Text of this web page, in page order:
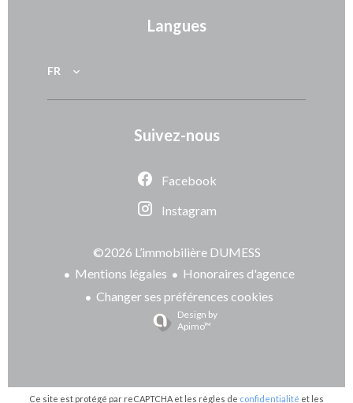
Langues
FR
Suivez-nous
Facebook
Instagram
©2026 L’immobilière DUMESS
Mentions légales
Honoraires d'agence
Changer ses préférences cookies
Design by
Apimo™
Ce site est protégé par reCAPTCHA et les règles de confidentialité et les